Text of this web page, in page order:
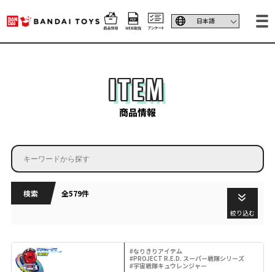
ITEM
商品情報
検索 全579件
絞り込む
#なりきりアイテム
#PROJECT R.E.D. スーパー戦隊シリーズ
#宇宙戦隊キュウレンジャー